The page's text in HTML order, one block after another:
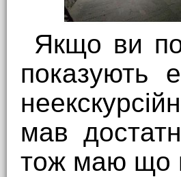
Якщо ви
показують
мав
тож маю що